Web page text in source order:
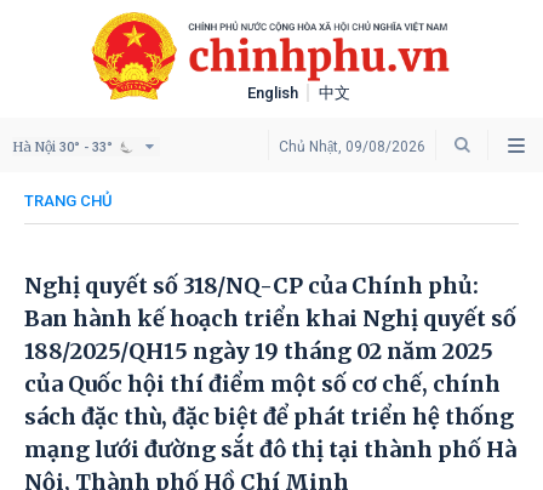
English 中文
Chủ Nhật, 09/08/2026
Hà Nội 30° - 33°
TRANG CHỦ
Nghị quyết số 318/NQ-CP của Chính phủ:
Ban hành kế hoạch triển khai Nghị quyết số
188/2025/QH15 ngày 19 tháng 02 năm 2025
của Quốc hội thí điểm một số cơ chế, chính
sách đặc thù, đặc biệt để phát triển hệ thống
mạng lưới đường sắt đô thị tại thành phố Hà
Nội, Thành phố Hồ Chí Minh